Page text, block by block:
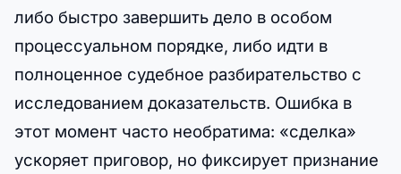
либо быстро завершить дело в особом
процессуальном порядке, либо идти в
полноценное судебное разбирательство с
исследованием доказательств. Ошибка в
этот момент часто необратима: «сделка»
ускоряет приговор, но фиксирует признание